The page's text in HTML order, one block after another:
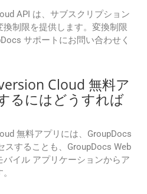
API は、サブスクリプション
制限を提供します。変換制限
サポートにお問い合わせく
Cloud 無料ア
るにはどうすれば
無料アプリには、GroupDocs
スすることも、GroupDocs Web
イル アプリケーションからア